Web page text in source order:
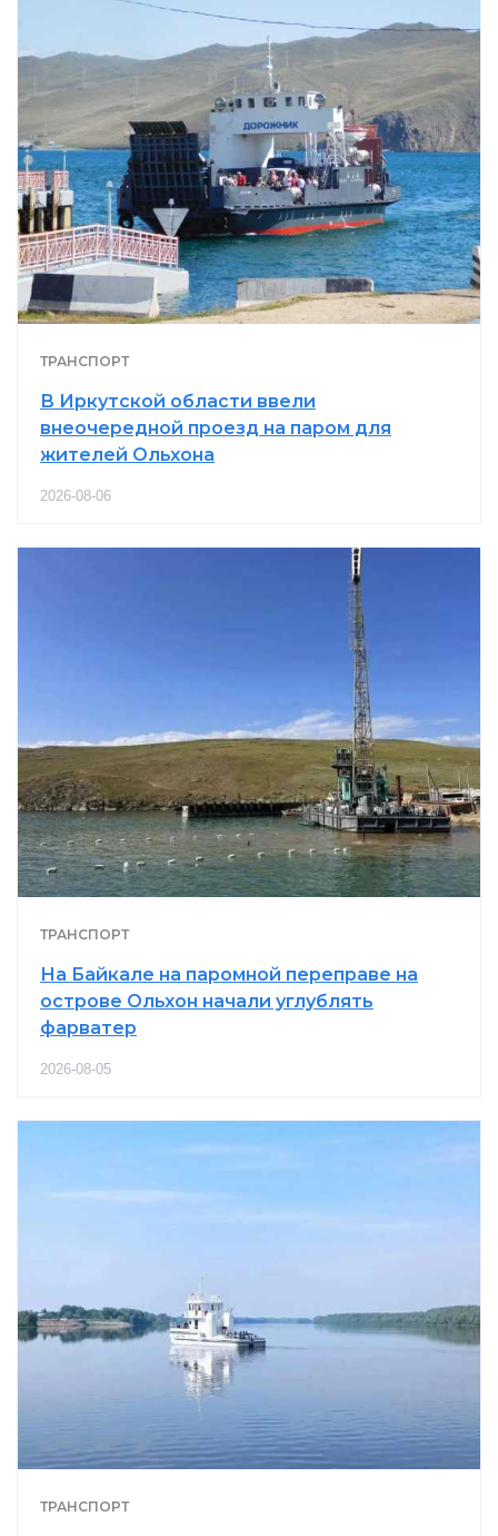
ТРАНСПОРТ
В Иркутской области ввели
внеочередной проезд на паром для
жителей Ольхона
2026-08-06
ТРАНСПОРТ
На Байкале на паромной переправе на
острове Ольхон начали углублять
фарватер
2026-08-05
ТРАНСПОРТ